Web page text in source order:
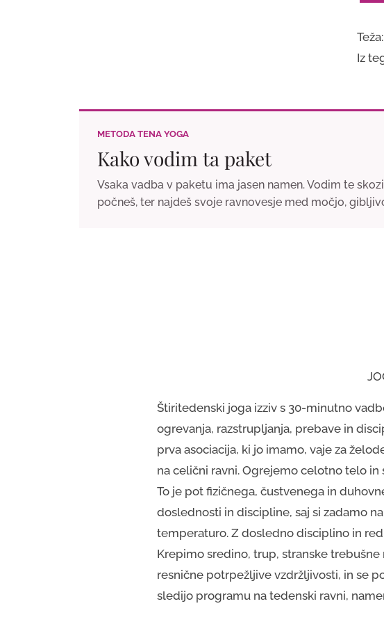
globin
Teža:
Iz
METODA TENA YOGA
Kako vodim ta paket
Vsaka vadba v paketu ima jasen namen. Vodim te
počneš, ter najdeš svoje ravnovesje med močjo,
Štiritedenski joga izziv s 30-minutno
ogrevanja, razstrupljanja, prebave in
prva asociacija, ki jo imamo, vaje za
na celični ravni. Ogrejemo celotno telo
To je pot fizičnega, čustvenega in
doslednosti in discipline, saj si zadamo
temperaturo. Z dosledno disciplino in
Krepimo sredino, trup, stranske
resnične potrpežljive vzdržljivosti, in se
sledijo programu na tedenski ravni,